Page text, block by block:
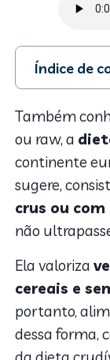
Índice de
1. Benefícios
2. Alimentos
3. Dicas e
Também
ou raw, a
continente
sugere,
crus ou
não
Ela valoriza
cereais e
portanto,
dessa forma,